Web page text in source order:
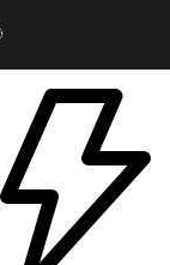
DETAIL